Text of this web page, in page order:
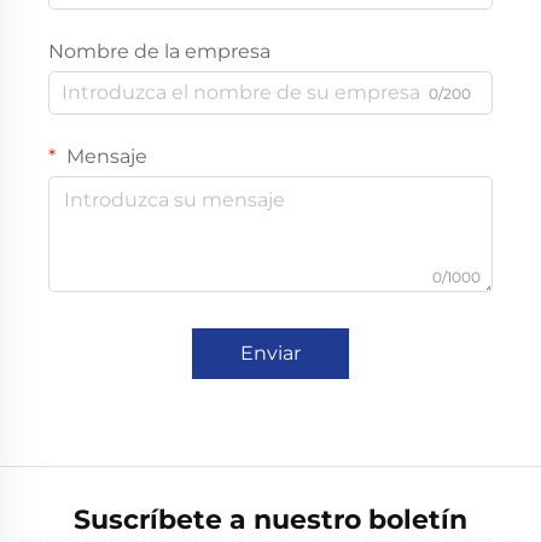
Nombre de la empresa
0/200
Mensaje
0/1000
Enviar
Suscríbete a nuestro boletín